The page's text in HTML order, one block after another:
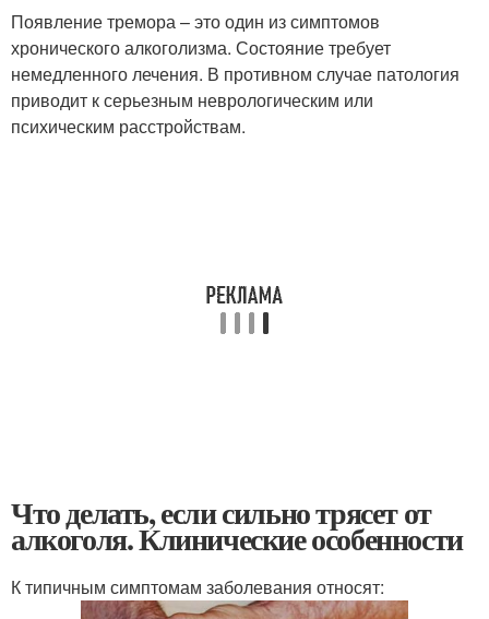
Появление тремора – это один из симптомов
хронического алкоголизма. Состояние требует
немедленного лечения. В противном случае патология
приводит к серьезным неврологическим или
психическим расстройствам.
Что делать, если сильно трясет от
алкоголя. Клинические особенности
К типичным симптомам заболевания относят: